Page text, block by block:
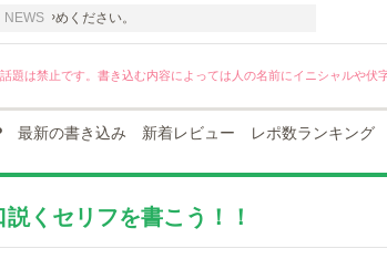
NEWS
さい。
題は禁止です。書き込む内容によっては人の名前にイニシャルや伏
最新の書き込み 新着レビュー レポ数ランキング
くセリフを書こう！！